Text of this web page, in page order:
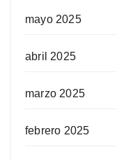
mayo 2025
abril 2025
marzo 2025
febrero 2025